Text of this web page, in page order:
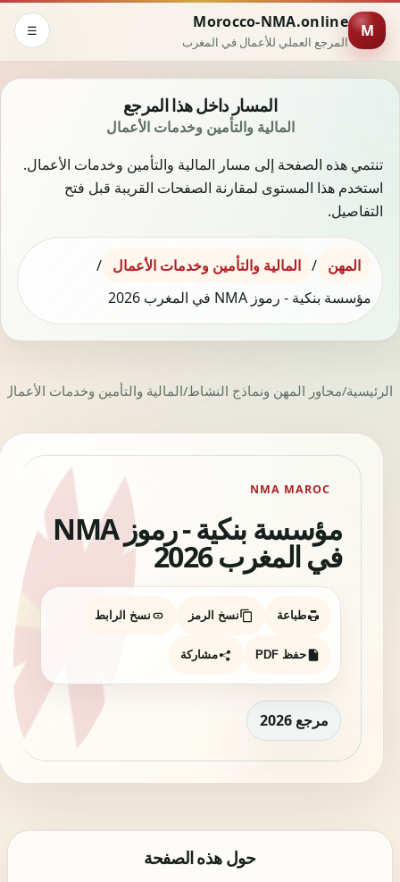
M
Morocco-NMA.online
المرجع العملي للأعمال في المغرب
☰
المسار داخل هذا المرجع
المالية والتأمين وخدمات الأعمال
تنتمي هذه الصفحة إلى مسار المالية والتأمين وخدمات الأعمال.
استخدم هذا المستوى لمقارنة الصفحات القريبة قبل فتح
التفاصيل.
المهن / المالية والتأمين وخدمات الأعمال
/
مؤسسة بنكية - رموز NMA في المغرب 2026
الرئيسية/محاور المهن ونماذج النشاط/المالية والتأمين وخدمات الأعمال
NMA MAROC
مؤسسة بنكية - رموز NMA
في المغرب 2026
طباعة نسخ الرمز نسخ الرابط
حفظ PDF مشاركة
مرجع 2026
حول هذه الصفحة